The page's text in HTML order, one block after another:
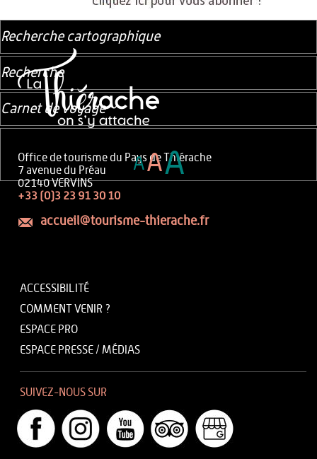
Office de tourisme du Pays de Thiérache
7 avenue du Préau
02140 VERVINS
+33 (0)3 23 91 30 10
accueil@tourisme-thierache.fr
ACCESSIBILITÉ
COMMENT VENIR ?
ESPACE PRO
ESPACE PRESSE / MÉDIAS
SUIVEZ-NOUS SUR
Recherche cartographique
Recherche
Carnet de voyage
AAA